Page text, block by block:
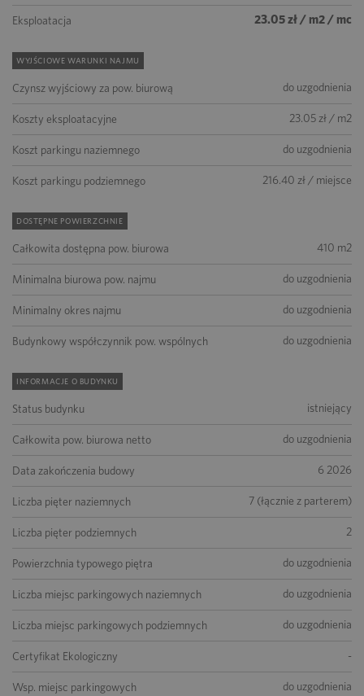
Eksploatacja 23.05 zł / m2 / mc
WYJŚCIOWE WARUNKI NAJMU
Czynsz wyjściowy za pow. biurową do uzgodnienia
Koszty eksploatacyjne 23.05 zł / m2
Koszt parkingu naziemnego do uzgodnienia
Koszt parkingu podziemnego 216.40 zł / miejsce
DOSTĘPNE POWIERZCHNIE
Całkowita dostępna pow. biurowa 410 m2
Minimalna biurowa pow. najmu do uzgodnienia
Minimalny okres najmu do uzgodnienia
Budynkowy współczynnik pow. wspólnych do uzgodnienia
INFORMACJE O BUDYNKU
Status budynku istniejący
Całkowita pow. biurowa netto do uzgodnienia
Data zakończenia budowy 6 2026
Liczba pięter naziemnych 7 (łącznie z parterem)
Liczba pięter podziemnych 2
Powierzchnia typowego piętra do uzgodnienia
Liczba miejsc parkingowych naziemnych do uzgodnienia
Liczba miejsc parkingowych podziemnych do uzgodnienia
Certyfikat Ekologiczny -
Wsp. miejsc parkingowych do uzgodnienia